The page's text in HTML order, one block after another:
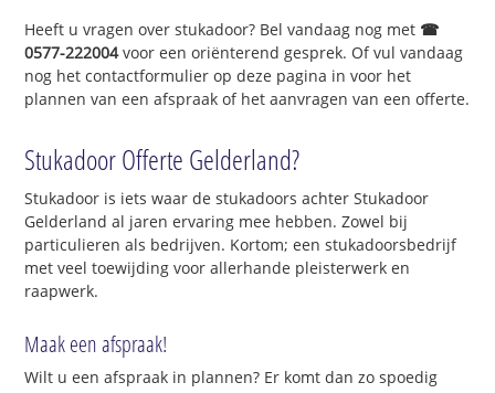
Heeft u vragen over stukadoor? Bel vandaag nog met ☎
0577-222004voor een oriënterend gesprek. Of vul vandaag
nog het contactformulier op deze pagina in voor het
plannen van een afspraak of het aanvragen van een offerte.
Stukadoor Offerte Gelderland?
Stukadoor is iets waar de stukadoors achter Stukadoor
Gelderland al jaren ervaring mee hebben. Zowel bij
particulieren als bedrijven. Kortom; een stukadoorsbedrijf
met veel toewijding voor allerhande pleisterwerk en
raapwerk.
Maak een afspraak!
Wilt u een afspraak in plannen? Er komt dan zo spoedig